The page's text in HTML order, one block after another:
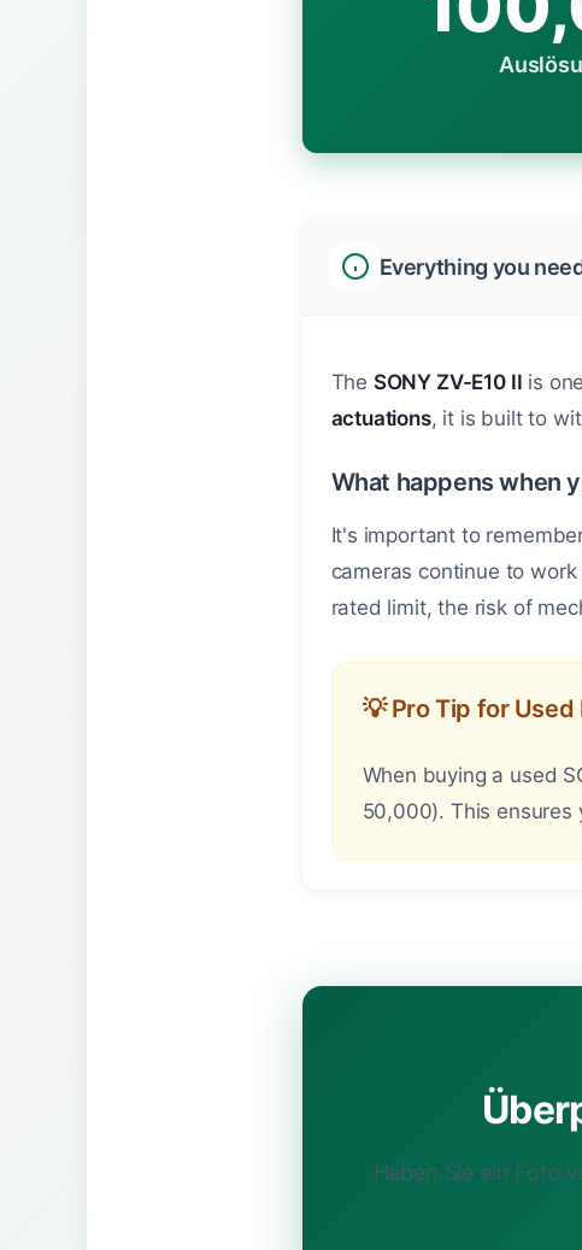
Everything you
The SONY ZV-E10 II is
actuations, it is built to
What happens when
It's important to
cameras continue to
rated limit, the risk of
💡 Pro Tip for Used
When buying a used
50,000). This ensures
Haben Sie ein Foto